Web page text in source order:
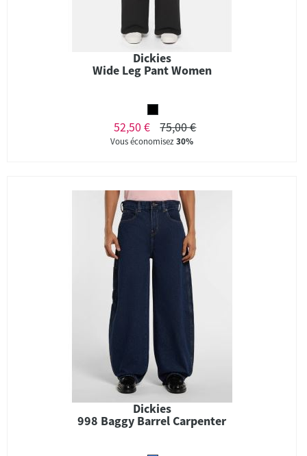
Dickies
Wide Leg Pant Women
52,50 € 75,00 €
Vous économisez30%
Dickies
998 Baggy Barrel Carpenter